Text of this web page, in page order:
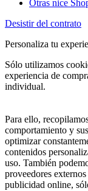
Otras nice
Desistir del contrato
Personaliza tu
Sólo utilizamos
experiencia de
individual.
Para ello,
comportamiento y
optimizar
contenidos
uso. También
proveedores
publicidad online,